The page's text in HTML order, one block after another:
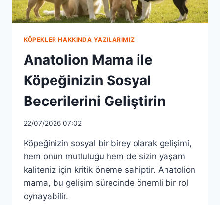
KÖPEKLER HAKKINDA YAZILARIMIZ
Anatolion Mama ile
Köpeğinizin Sosyal
Becerilerini Geliştirin
22/07/2026 07:02
Köpeğinizin sosyal bir birey olarak gelişimi,
hem onun mutluluğu hem de sizin yaşam
kaliteniz için kritik öneme sahiptir. Anatolion
mama, bu gelişim sürecinde önemli bir rol
oynayabilir.